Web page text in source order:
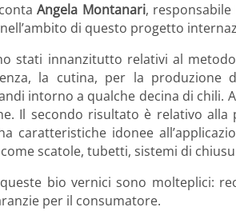
Angela Montanari,
di questo progetto
stati innanzitutto relativi al
la cutina, per la produzione
intorno a qualche decina di chili.
Il secondo risultato è relativo alla
caratteristiche idonee
scatole, tubetti, sistemi di
bio vernici sono molteplici:
per il consumatore.